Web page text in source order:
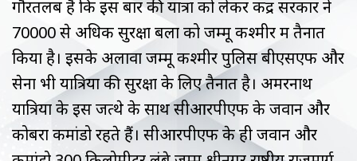
गौरतलब है कि इस बार की यात्रा को लेकर केंद्र सरकार ने
70000 से अधिक सुरक्षा बलों को जम्मू कश्मीर में तैनात
किया है। इसके अलावा जम्मू कश्मीर पुलिस बीएसएफ और
सेना भी यात्रियों की सुरक्षा के लिए तैनात है। अमरनाथ
यात्रियों के इस जत्थे के साथ सीआरपीएफ के जवान और
कोबरा कमांडो रहते हैं। सीआरपीएफ के ही जवान और